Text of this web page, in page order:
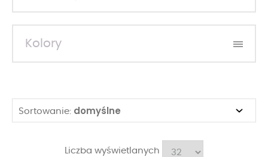
Kolory
Sortowanie: domyślne
Liczba wyświetlanych